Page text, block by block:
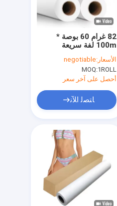
82 غرام 60 بوصة *
100m لفة سريعة
الجفاف الورق التخفيف
لفة نقل الحرارة ورق
الطباعة للتخفيف
الأسعار:negotiable
MOQ:1ROLL
أحصل على آخر سعر
ﺎﺘﺼﻟ ﺍﻶﻧ